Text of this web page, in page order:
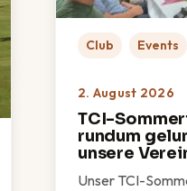
Club Events
2. August 2026
TCI-
rundum
unsere
Unser TCI-